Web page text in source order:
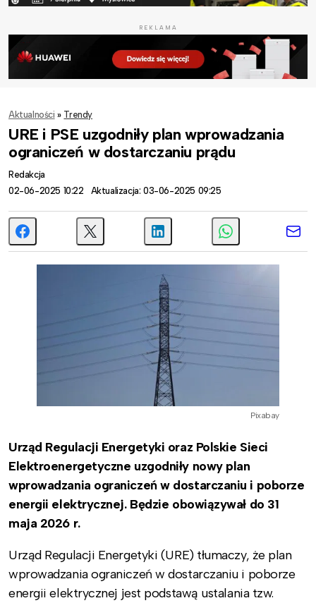
REKLAMA
Aktualności » Trendy
URE i PSE uzgodniły plan wprowadzania
ograniczeń w dostarczaniu prądu
Redakcja
02-06-2025 10:22
Aktualizacja: 03-06-2025 09:25
Pixabay
Urząd Regulacji Energetyki oraz Polskie Sieci
Elektroenergetyczne uzgodniły nowy plan
wprowadzania ograniczeń w dostarczaniu i poborze
energii elektrycznej. Będzie obowiązywał do 31
maja 2026 r.
Urząd Regulacji Energetyki (URE) tłumaczy, że plan
wprowadzania ograniczeń w dostarczaniu i poborze
energii elektrycznej jest podstawą ustalania tzw.